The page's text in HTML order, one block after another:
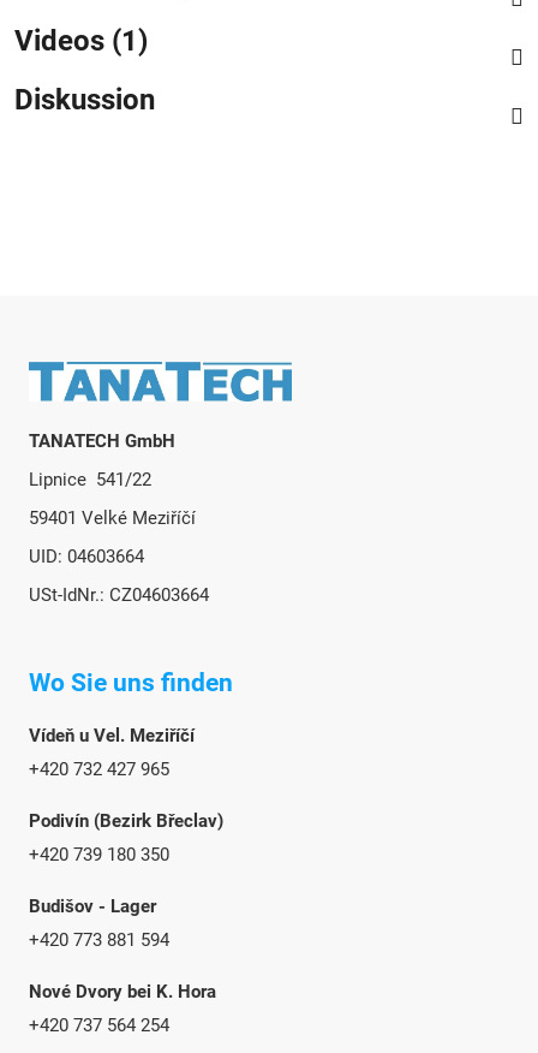
Videos (1)
Diskussion
Fußzeile
TANATECH GmbH
Lipnice 541/22
59401 Velké Meziříčí
UID: 04603664
USt-IdNr.: CZ04603664
Wo Sie uns finden
Vídeň u Vel. Meziříčí
+420 732 427 965
Podivín (Bezirk Břeclav)
+420 739 180 350
Budišov - Lager
+420 773 881 594
Nové Dvory bei K. Hora
+420 737 564 254